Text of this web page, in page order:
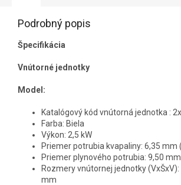
Podrobný popis
Špecifikácia
Vnútorné jednotky
Model:
Katalógový kód vnútorná jednotka :
Farba: Biela
Výkon: 2,5 kW
Priemer potrubia kvapaliny: 6,35 mm
Priemer plynového potrubia: 9,50
Rozmery vnútornej jednotky
mm